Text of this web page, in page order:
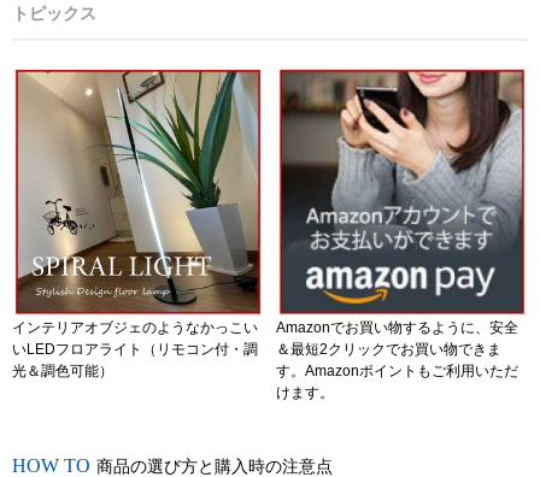
トピックス
インテリアオブジェのようなかっこい
いLEDフロアライト（リモコン付・調
光＆調色可能）
Amazonでお買い物するように、安全
＆最短2クリックでお買い物できま
す。Amazonポイントもご利用いただ
けます。
商品の選び方と購入時の注意点